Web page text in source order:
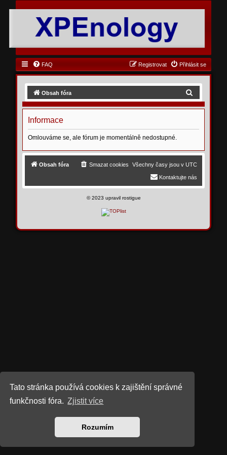
Tato stránka používá cookies k zajištění správné
funkčnosti fóra. Zjistit více
Rozumím
FAQ Přihlásit se
Registrovat
Obsah fóra
d
t
Informace
Omlouváme se, ale fórum je momentálně nedostupné.
Obsah fóra Všechny časy jsou v UTC
Smazat cookies
Kontaktujte nás
©2023 upravil rostigue